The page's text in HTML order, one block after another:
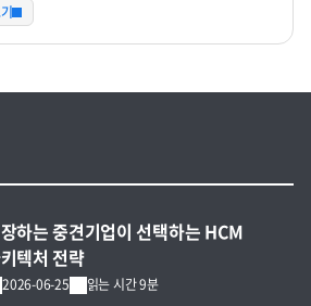
2026-06-25 읽는 시간 9분
하는 중견기업이 선택하는 HCM
텍처 전략